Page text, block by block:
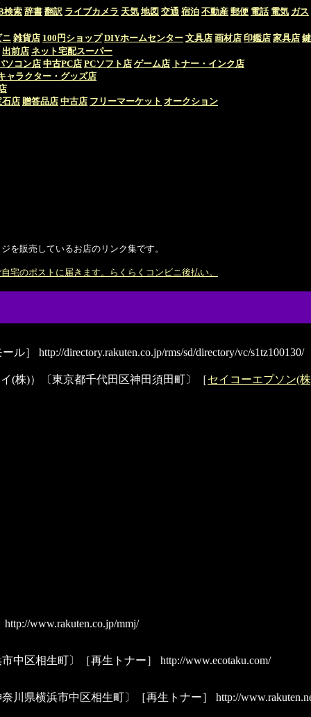
検索 辞書 翻訳 ライブカメラ 天気 地図 交通 宿泊 不動産 郵便 電話 電気 ガス
ニ 雑貨店 100円ショップ DIYホームセンター 文具店 画材店 印鑑店 家具店
出前店 ネット宅配スーパー
ソコン店 中古PC店 PCソフト店 ゲーム店 トナー・インク店
ャラクター・グッズ店
石店 贈答品店 中古店 フリーマーケット オークション
販売しているお店のリンク集です。
宅のポストに届きます。らくらくコンビニ後払い。
ル］ http://directory.rakuten.co.jp/rms/sd/directory/vc/s1tz100130/
(株)）〔東京都千代田区神田須田町〕［セイコーエプソン(
http://www.rakuten.co.jp/mmj/
中区相生町〕［再生トナー］ http://www.ecotaku.com/
川県横浜市中区相生町〕［再生トナー］ http://